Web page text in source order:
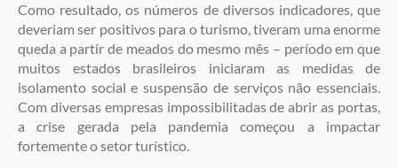
Como resultado, os números de diversos indicadores, que
deveriam ser positivos para o turismo, tiveram uma enorme
queda a partir de meados do mesmo mês – período em que
muitos estados brasileiros iniciaram as medidas de
isolamento social e suspensão de serviços não essenciais.
Com diversas empresas impossibilitadas de abrir as portas,
a crise gerada pela pandemia começou a impactar
fortemente o setor turístico.